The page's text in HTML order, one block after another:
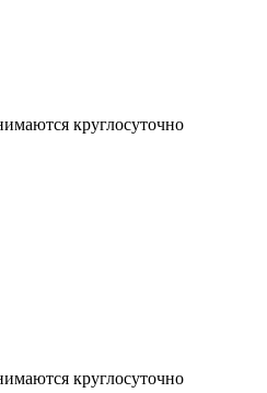
круглосуточно
круглосуточно